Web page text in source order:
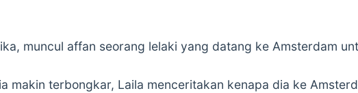
muncul affan seorang lelaki yang datang ke Amsterdam
makin terbongkar, Laila menceritakan kenapa dia ke